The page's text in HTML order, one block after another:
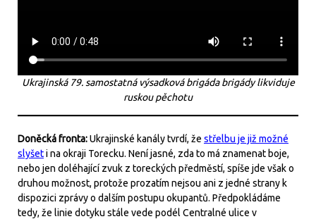
Ukrajinská 79. samostatná výsadková brigáda brigády likviduje
ruskou pěchotu
Doněcká fronta:Ukrajinské kanály tvrdí, že střelbu je již možné
slyšeti na okraji Torecku. Není jasné, zda to má znamenat boje,
nebo jen doléhající zvuk z toreckých předměstí, spíše jde však o
druhou možnost, protože prozatím nejsou ani z jedné strany k
dispozici zprávy o dalším postupu okupantů. Předpokládáme
tedy, že linie dotyku stále vede podél Centralné ulice v